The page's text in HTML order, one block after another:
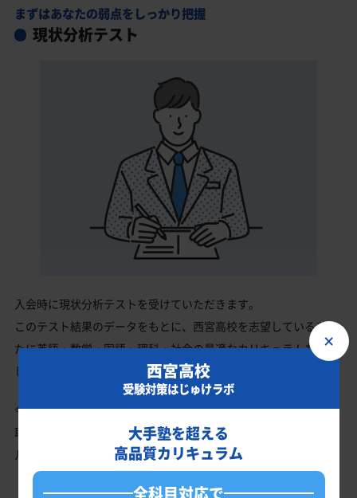
まずはあなたの弱点をしっかり把握
現状分析テスト
入会時に現状分析テストを受けていただきます。
このテスト結果のデータをもとに、西宮高校を志望しているあな
たに英語・数学・国語・理科・社会の最適なカリキュラムを作成
します。
今の成績・偏差値から西宮高校の入試で確実に合格最低点以上を
取る、余裕を持って合格点を取るための勉強法、学習スケジュー
ルを明確にします。
×
西宮高校
受験対策はじゅけラボ
大手塾を超える
高品質カリキュラム
全科目対応で